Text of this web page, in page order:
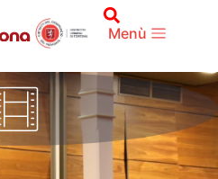
Menù